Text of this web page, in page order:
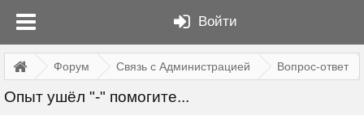
Войти
Форум Связь с Администрацией Вопрос-ответ
Опыт ушёл "-" помогите...